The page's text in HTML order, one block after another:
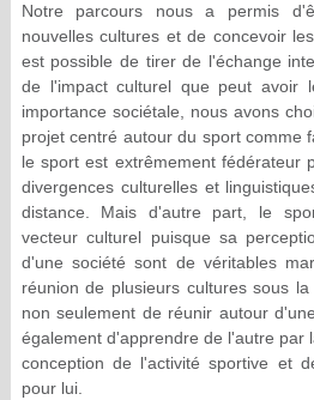
Notre parcours nous a permis
nouvelles cultures et de concevoir
est possible de tirer de l'échange
de l'impact culturel que peut avoir
importance sociétale, nous avons
projet centré autour du sport comme
le sport est extrêmement fédérateur
divergences culturelles et
distance. Mais d'autre part, le
vecteur culturel puisque sa
d'une société sont de véritables
réunion de plusieurs cultures sous
non seulement de réunir autour
également d'apprendre de l'autre par
conception de l'activité sportive et
pour lui.